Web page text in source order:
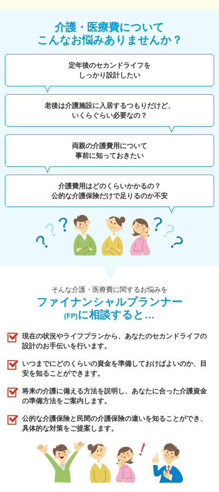
介護・医療費について
こんなお悩みありませんか？
定年後のセカンドライフを
しっかり設計したい
老後は介護施設に入居するつもりだけど、
いくらぐらい必要なの？
両親の介護費用について
事前に知っておきたい
介護費用はどのくらいかかるの？
公的な介護保険だけで足りるのか不安
そんな介護・医療費に関するお悩みを
ファイナンシャルプランナー
(FP)に相談すると…
現在の状況やライフプランから、あなたのセカンドライフの
設計のお手伝いを行います。
いつまでにどのくらいの資金を準備しておけばよいのか、目
安を知ることができます。
将来の介護に備える方法を説明し、あなたに合った介護資金
の準備方法をご案内します。
公的な介護保険と民間の介護保険の違いを知ることができ、
具体的な対策をご提案します。